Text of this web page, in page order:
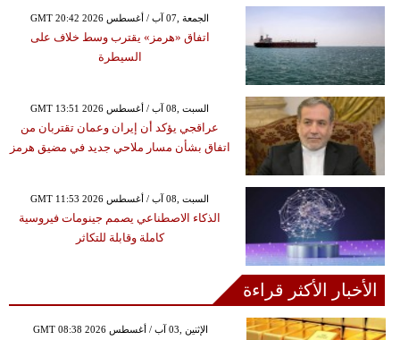
GMT 20:42 2026 الجمعة ,07 آب / أغسطس
اتفاق «هرمز» يقترب وسط خلاف على
السيطرة
GMT 13:51 2026 السبت ,08 آب / أغسطس
عراقجي يؤكد أن إيران وعمان تقتربان من
اتفاق بشأن مسار ملاحي جديد في مضيق هرمز
GMT 11:53 2026 السبت ,08 آب / أغسطس
الذكاء الاصطناعي يصمم جينومات فيروسية
كاملة وقابلة للتكاثر
الأخبار الأكثر قراءة
GMT 08:38 2026 الإثنين ,03 آب / أغسطس